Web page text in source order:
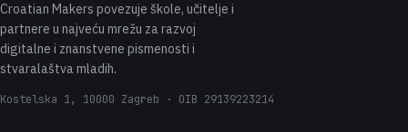
Croatian Makers povezuje škole, učitelje i
partnere u najveću mrežu za razvoj
digitalne i znanstvene pismenosti i
stvaralaštva mladih.
Kostelska 1, 10000 Zagreb · OIB 29139223214